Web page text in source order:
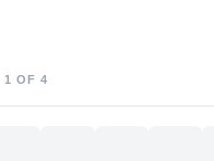
1 OF 4